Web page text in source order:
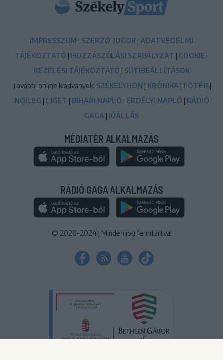
IMPRESSZUM | SZERZŐI JOGOK | ADATVÉDELMI
TÁJÉKOZTATÓ | HOZZÁSZÓLÁSI SZABÁLYZAT | COOKIE-
KEZELÉSI TÁJÉKOZTATÓ | SÜTIBEÁLLÍTÁSOK
További online kiadványok: SZÉKELYHON | KRÓNIKA | FŐTÉR |
NŐILEG | LIGET | BIHARI NAPLÓ | ERDÉLYI NAPLÓ | RÁDIÓ
GAGA | JÓÁLLÁS
MÉDIATÉR ALKALMAZÁS
RÁDIÓ GAGA ALKALMAZÁS
© 2020-2024 | Minden jog fenntartva!